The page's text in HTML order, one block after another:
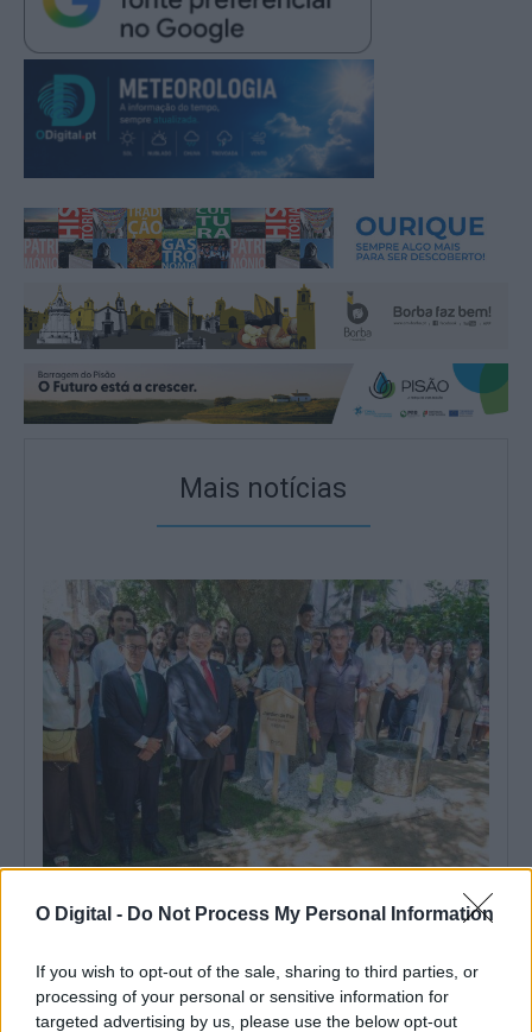
O Digital - Do Not Process My Personal Information
If you wish to opt-out of the sale, sharing to third parties, or
processing of your personal or sensitive information for
targeted advertising by us, please use the below opt-out
Mais notícias
Jardim da Paz inaugurado em Évora nos 81 anos de Hiroshima
Évora assinalou, esta quinta-feira, 6 de agosto, os 81 anos do